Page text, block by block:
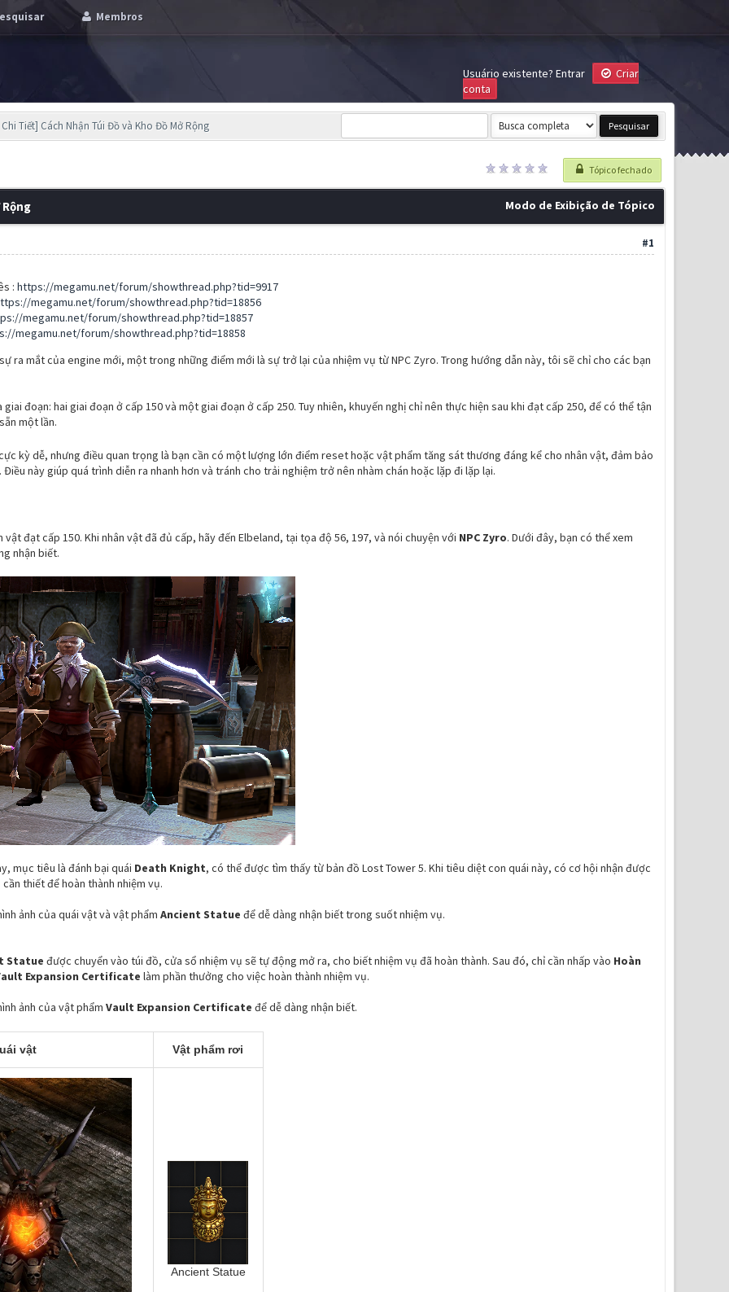
Membros
Usuário existente? Entrar
Criar
conta
Tiết] Cách Nhận Túi Đồ và Kho Đồ Mở Rộng
Tópico fechado
Modo de Exibição de Tópico
#1
: https://megamu.net/forum/showthread.php?tid=9917
megamu.net/forum/showthread.php?tid=18856
megamu.net/forum/showthread.php?tid=18857
megamu.net/forum/showthread.php?tid=18858
ra mắt của engine mới, một trong những điểm mới là sự trở lại của nhiệm vụ từ NPC Zyro. Trong hướng dẫn này, tôi sẽ chỉ cho các bạn
đoạn: hai giai đoạn ở cấp 150 và một giai đoạn ở cấp 250. Tuy nhiên, khuyến nghị chỉ nên thực hiện sau khi đạt cấp 250, để có thể tận
một lần.
kỳ dễ, nhưng điều quan trọng là bạn cần có một lượng lớn điểm reset hoặc vật phẩm tăng sát thương đáng kể cho nhân vật, đảm bảo
này giúp quá trình diễn ra nhanh hơn và tránh cho trải nghiệm trở nên nhàm chán hoặc lặp đi lặp lại.
vật đạt cấp 150. Khi nhân vật đã đủ cấp, hãy đến Elbeland, tại tọa độ 56, 197, và nói chuyện với NPC Zyro. Dưới đây, bạn có thể xem
nhận biết.
mục tiêu là đánh bại quái Death Knight, có thể được tìm thấy từ bản đồ Lost Tower 5. Khi tiêu diệt con quái này, có cơ hội nhận được
cần thiết để hoàn thành nhiệm vụ.
ảnh của quái vật và vật phẩm Ancient Statue để dễ dàng nhận biết trong suốt nhiệm vụ.
Statue được chuyển vào túi đồ, cửa sổ nhiệm vụ sẽ tự động mở ra, cho biết nhiệm vụ đã hoàn thành. Sau đó, chỉ cần nhấp vào Hoàn
Expansion Certificate làm phần thưởng cho việc hoàn thành nhiệm vụ.
ảnh của vật phẩm Vault Expansion Certificate để dễ dàng nhận biết.
vật Vật phẩm rơi
Ancient Statue